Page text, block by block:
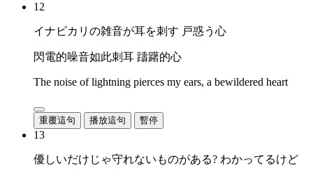
12
イナビカリの雑音が耳を刺す 戸惑う心
閃電的噪音如此刺耳 躊躇的心
The noise of lightning pierces my ears, a bewildered heart
重覆這句 播放這句 暫停
13
優しいだけじゃ守れないものがある? わかってるけど